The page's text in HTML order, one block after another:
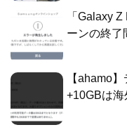
「Galaxy
ーンの終了
【ahamo
+10GBは